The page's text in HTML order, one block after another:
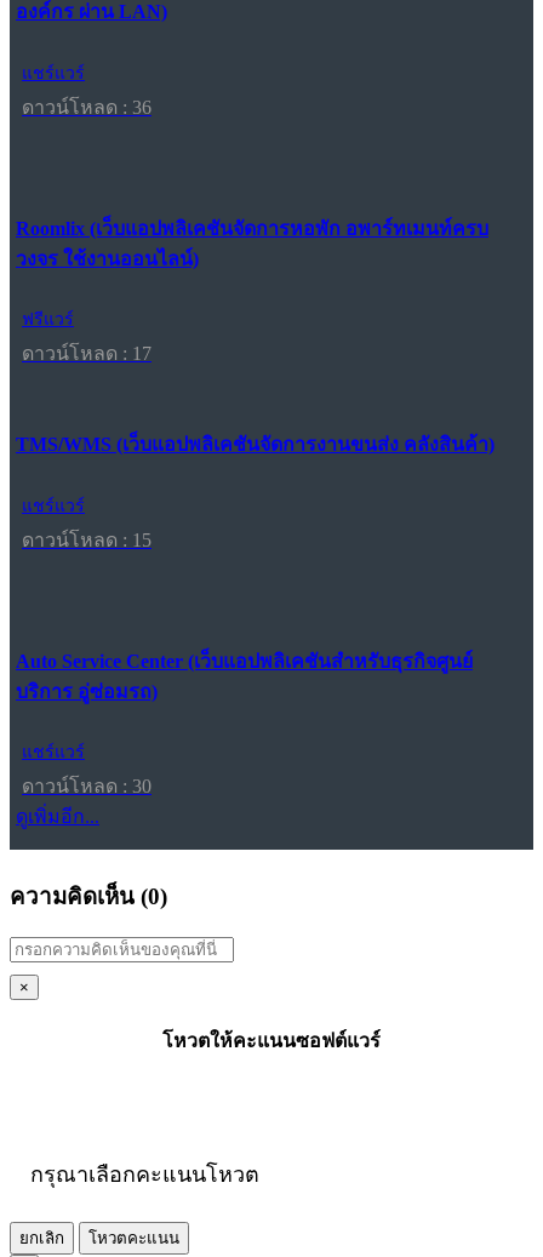
องค์กร ผ่าน LAN)
แชร์แวร์
ดาวน์โหลด : 36
Roomlix (เว็บแอปพลิเคชันจัดการหอพัก อพาร์ทเมนท์ครบ
วงจร ใช้งานออนไลน์)
ฟรีแวร์
ดาวน์โหลด : 17
TMS/WMS (เว็บแอปพลิเคชันจัดการงานขนส่ง คลังสินค้า)
แชร์แวร์
ดาวน์โหลด : 15
Auto Service Center (เว็บแอปพลิเคชันสำหรับธุรกิจศูนย์
บริการ อู่ซ่อมรถ)
แชร์แวร์
ดาวน์โหลด : 30
ดูเพิ่มอีก...
ความคิดเห็น (0)
×
โหวตให้คะแนนซอฟต์แวร์
กรุณาเลือกคะแนนโหวต
ยกเลิก
โหวตคะแนน